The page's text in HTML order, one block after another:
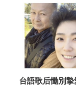
台語歌后慟別